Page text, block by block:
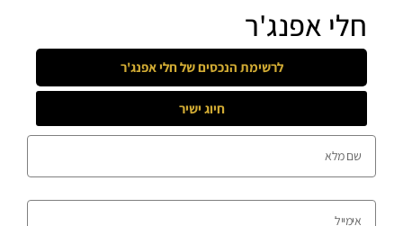
חלי אפנג'ר
לרשימת הנכסים שלחלי אפנג'ר
חיוג ישיר